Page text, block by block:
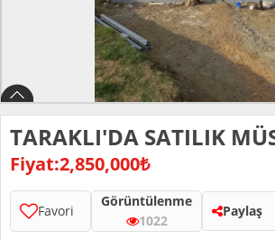
TARAKLI'DA SATILIK
Fiyat:2,850,000₺
Favori
Görüntülenme
1022
Paylaş